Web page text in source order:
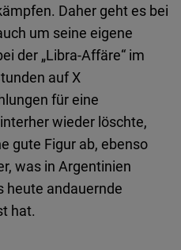
Daher geht es bei
um seine eigene
der „Libra-Affäre“ im
auf X
für eine
wieder löschte,
gute Figur ab, ebenso
was in Argentinien
heute andauernde
hat.